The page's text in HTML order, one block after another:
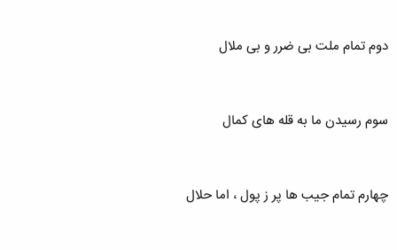
دوم تمام ملت بی ضرر و بی ملال
سوم رسیدن ما به قله های کمال
چهارم تمام جیب ها پر ز پول ، اما حلال